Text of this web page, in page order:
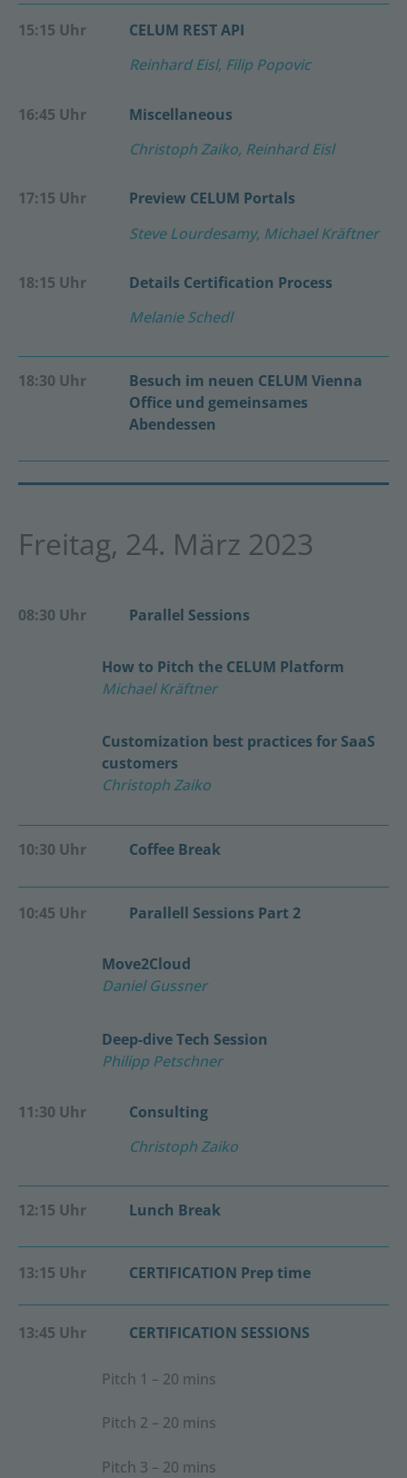
15:15 Uhr
CELUM REST API
Reinhard Eisl, Filip Popovic
16:45 Uhr
Miscellaneous
Christoph Zaiko, Reinhard Eisl
17:15 Uhr
Preview CELUM Portals
Steve Lourdesamy, Michael Kräftner
18:15 Uhr
Details Certification Process
Melanie Schedl
18:30 Uhr
Besuch im neuen CELUM Vienna
Office und gemeinsames
Abendessen
Freitag, 24. März 2023
08:30 Uhr Parallel Sessions
How to Pitch the CELUM Platform
Michael Kräftner
Customization best practices for SaaS
customers
Christoph Zaiko
10:30 Uhr Coffee Break
10:45 Uhr Parallell Sessions Part 2
Move2Cloud
Daniel Gussner
Deep-dive Tech Session
Philipp Petschner
11:30 Uhr
Consulting
Christoph Zaiko
12:15 Uhr Lunch Break
13:15 Uhr CERTIFICATION Prep time
13:45 Uhr CERTIFICATION SESSIONS
Pitch 1 – 20 mins
Pitch 2 – 20 mins
Pitch 3 – 20 mins